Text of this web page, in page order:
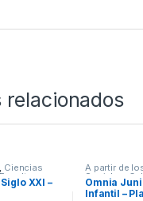
relacionados
, Ciencias
,
Arte ,
XXI –
A partir de
Sociales ,
Diccionarios
Didácticos,
Omnia
Infantil –